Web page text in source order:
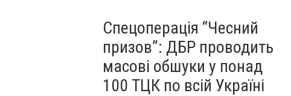
Спецоперація “Чесний
призов”: ДБР проводить
масові обшуки у понад
100 ТЦК по всій Україні